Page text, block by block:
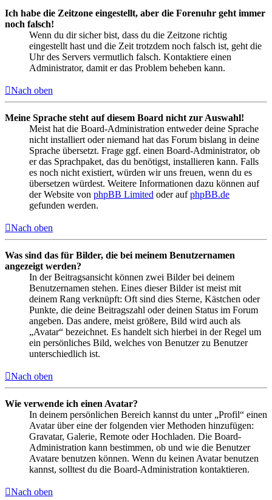
Ich habe die Zeitzone eingestellt, aber die Forenuhr geht immer
noch falsch!
Wenn du dir sicher bist, dass du die Zeitzone richtig
eingestellt hast und die Zeit trotzdem noch falsch ist, geht die
Uhr des Servers vermutlich falsch. Kontaktiere einen
Administrator, damit er das Problem beheben kann.
Nach oben
Meine Sprache steht auf diesem Board nicht zur Auswahl!
Meist hat die Board-Administration entweder deine Sprache
nicht installiert oder niemand hat das Forum bislang in deine
Sprache übersetzt. Frage ggf. einen Board-Administrator, ob
er das Sprachpaket, das du benötigst, installieren kann. Falls
es noch nicht existiert, würden wir uns freuen, wenn du es
übersetzen würdest. Weitere Informationen dazu können auf
der Website von phpBB Limited oder aufphpBB.de
gefunden werden.
Nach oben
Was sind das für Bilder, die bei meinem Benutzernamen
angezeigt werden?
In der Beitragsansicht können zwei Bilder bei deinem
Benutzernamen stehen. Eines dieser Bilder ist meist mit
deinem Rang verknüpft: Oft sind dies Sterne, Kästchen oder
Punkte, die deine Beitragszahl oder deinen Status im Forum
angeben. Das andere, meist größere, Bild wird auch als
„Avatar“ bezeichnet. Es handelt sich hierbei in der Regel um
ein persönliches Bild, welches von Benutzer zu Benutzer
unterschiedlich ist.
Nach oben
Wie verwende ich einen Avatar?
In deinem persönlichen Bereich kannst du unter „Profil“ einen
Avatar über eine der folgenden vier Methoden hinzufügen:
Gravatar, Galerie, Remote oder Hochladen. Die Board-
Administration kann bestimmen, ob und wie die Benutzer
Avatare benutzen können. Wenn du keinen Avatar benutzen
kannst, solltest du die Board-Administration kontaktieren.
Nach oben